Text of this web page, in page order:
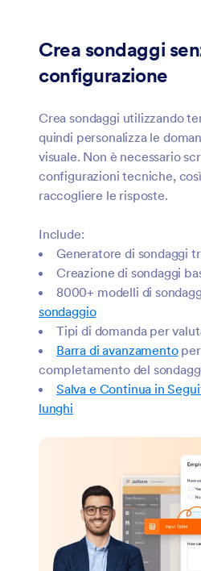
Crea sondaggi
configurazione
Crea sondaggi utilizzando
quindi personalizza le
visuale. Non è necessario
configurazioni tecniche,
raccogliere le risposte.
Include:
Generatore di sondaggi
Creazione di sondaggi
8000+ modelli di
sondaggio
Tipi di domanda per
Barra di avanzamentoper
completamento del
Salva e Continua in
lunghi